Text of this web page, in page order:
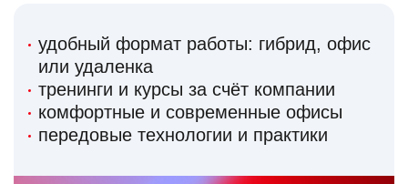
удобный формат работы: гибрид, офис
или удаленка
тренинги и курсы за счёт компании
комфортные и современные офисы
передовые технологии и практики